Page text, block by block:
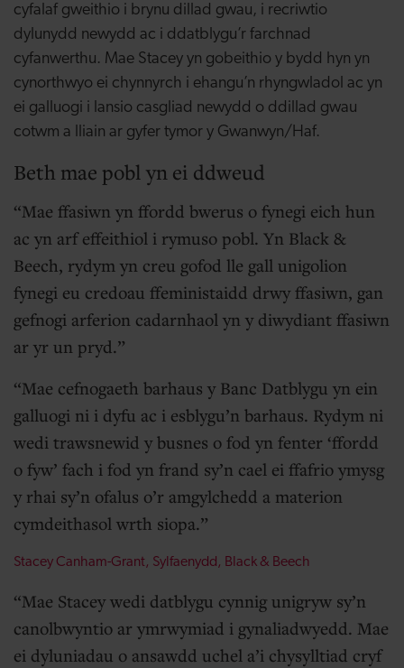
cyfalaf gweithio i brynu dillad gwau, i recriwtio
dylunydd newydd ac i ddatblygu’r farchnad
cyfanwerthu. Mae Stacey yn gobeithio y bydd hyn yn
cynorthwyo ei chynnyrch i ehangu’n rhyngwladol ac yn
ei galluogi i lansio casgliad newydd o ddillad gwau
cotwm a lliain ar gyfer tymor y Gwanwyn/Haf.
Beth mae pobl yn ei ddweud
Mae ffasiwn yn ffordd bwerus o fynegi eich hun
ac yn arf effeithiol i rymuso pobl. Yn Black &
Beech, rydym yn creu gofod lle gall unigolion
fynegi eu credoau ffeministaidd drwy ffasiwn, gan
gefnogi arferion cadarnhaol yn y diwydiant ffasiwn
ar yr un pryd.
Mae cefnogaeth barhaus y Banc Datblygu yn ein
galluogi ni i dyfu ac i esblygu’n barhaus. Rydym ni
wedi trawsnewid y busnes o fod yn fenter ‘ffordd
o fyw’ fach i fod yn frand sy’n cael ei ffafrio ymysg
y rhai sy’n ofalus o’r amgylchedd a materion
cymdeithasol wrth siopa.
Stacey Canham-Grant, Sylfaenydd, Black & Beech
Mae Stacey wedi datblygu cynnig unigryw sy’n
canolbwyntio ar ymrwymiad i gynaliadwyedd. Mae
ei dyluniadau o ansawdd uchel a’i chysylltiad cryf